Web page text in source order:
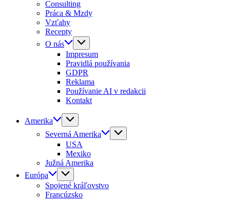
Consulting
Práca & Mzdy
Vzťahy
Recepty
O nás
Impresum
Pravidlá používania
GDPR
Reklama
Používanie AI v redakcii
Kontakt
Amerika
Severná Amerika
USA
Mexiko
Južná Amerika
Európa
Spojené kráľovstvo
Francúzsko